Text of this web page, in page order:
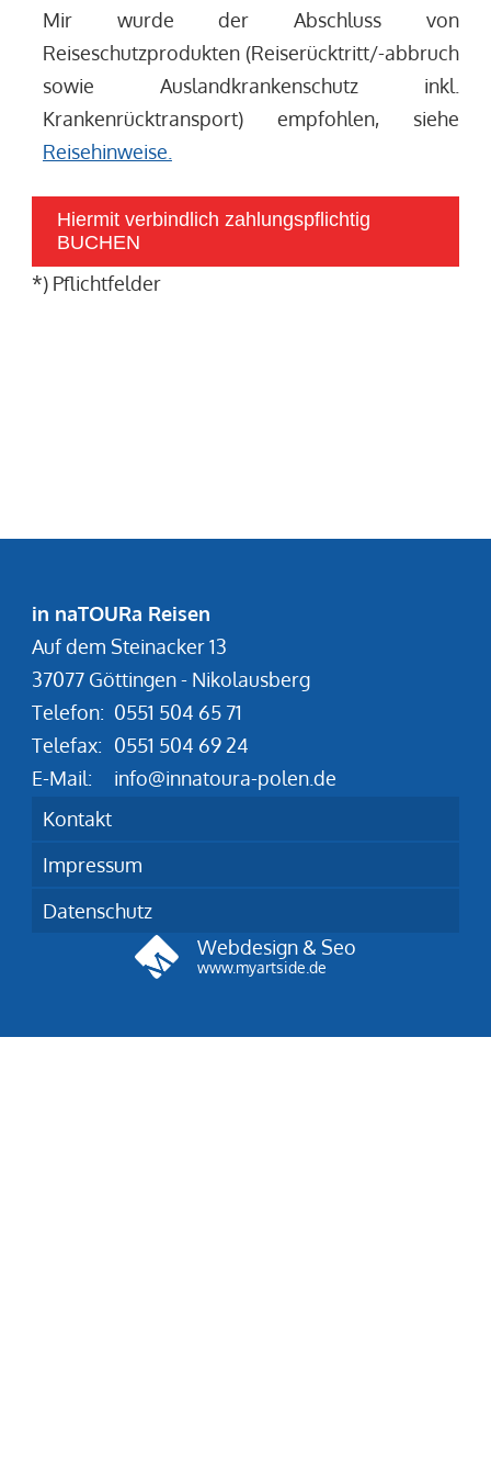
Mir wurde der Abschluss von
Reiseschutzprodukten (Reiserücktritt/-abbruch
sowie Auslandkrankenschutz inkl.
Krankenrücktransport) empfohlen, siehe
Reisehinweise.
Hiermit verbindlich zahlungspflichtig
BUCHEN
*) Pflichtfelder
in naTOURa Reisen
Auf dem Steinacker 13
37077 Göttingen - Nikolausberg
Telefon: 0551 504 65 71
Telefax: 0551 504 69 24
E-Mail:
info@innatoura-polen.de
Kontakt
Impressum
Datenschutz
Webdesign & Seo
www.myartside.de